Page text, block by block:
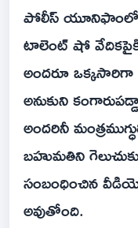
పోలీస్ యూనిఫాంలో,
టాలెంట్ షో
అందరూ ఒక్కసారిగా
అనుకుని
అందరినీ
బహుమతిని
సంబంధించిన
అవుతోంది.